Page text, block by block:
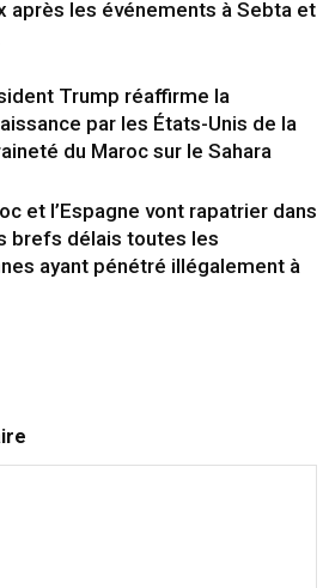
après les événements à Sebta et
Trump réaffirme la
par les États-Unis de la
du Maroc sur le Sahara
et l’Espagne vont rapatrier dans
brefs délais toutes les
ayant pénétré illégalement à